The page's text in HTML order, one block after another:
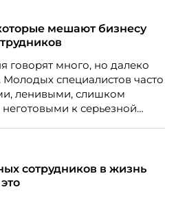
мешают бизнесу
говорят много, но далеко
Молодых специалистов часто
ленивыми, слишком
к серьезной
статье Марина Ускова,
персонала
разбирает самые
сотрудников в жизнь